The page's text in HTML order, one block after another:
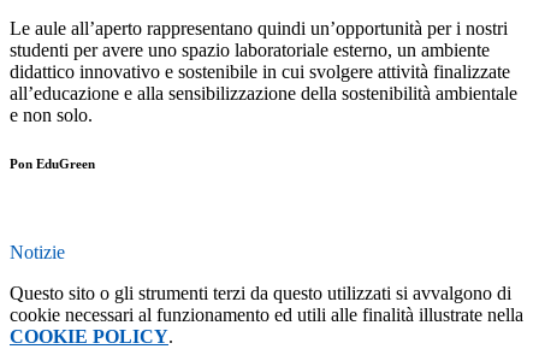
Le aule all’aperto rappresentano quindi un’opportunità per i nostri
studenti per avere uno spazio laboratoriale esterno, un ambiente
didattico innovativo e sostenibile in cui svolgere attività finalizzate
all’educazione e alla sensibilizzazione della sostenibilità ambientale
e non solo.
Pon EduGreen
Notizie
Questo sito o gli strumenti terzi da questo utilizzati si avvalgono di
cookie necessari al funzionamento ed utili alle finalità illustrate nella
COOKIE POLICY.